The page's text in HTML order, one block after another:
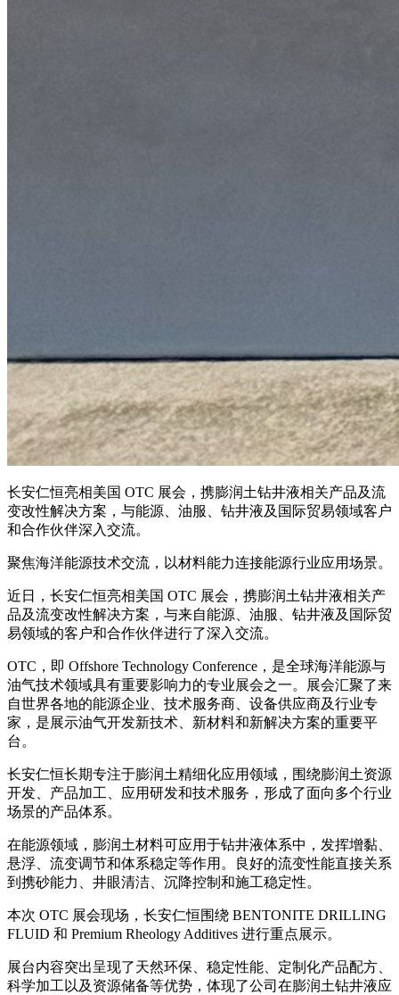
长安仁恒亮相美国 OTC 展会，携膨润土钻井液相关产品及流
变改性解决方案，与能源、油服、钻井液及国际贸易领域客户
和合作伙伴深入交流。
聚焦海洋能源技术交流，以材料能力连接能源行业应用场景。
近日，长安仁恒亮相美国 OTC 展会，携膨润土钻井液相关产
品及流变改性解决方案，与来自能源、油服、钻井液及国际贸
易领域的客户和合作伙伴进行了深入交流。
OTC，即 Offshore Technology Conference，是全球海洋能源与
油气技术领域具有重要影响力的专业展会之一。展会汇聚了来
自世界各地的能源企业、技术服务商、设备供应商及行业专
家，是展示油气开发新技术、新材料和新解决方案的重要平
台。
长安仁恒长期专注于膨润土精细化应用领域，围绕膨润土资源
开发、产品加工、应用研发和技术服务，形成了面向多个行业
场景的产品体系。
在能源领域，膨润土材料可应用于钻井液体系中，发挥增黏、
悬浮、流变调节和体系稳定等作用。良好的流变性能直接关系
到携砂能力、井眼清洁、沉降控制和施工稳定性。
本次 OTC 展会现场，长安仁恒围绕 BENTONITE DRILLING
FLUID 和 Premium Rheology Additives 进行重点展示。
展台内容突出呈现了天然环保、稳定性能、定制化产品配方、
科学加工以及资源储备等优势，体现了公司在膨润土钻井液应